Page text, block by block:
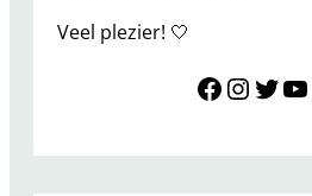
Veel plezier! 🤍
Mindreset InstagramTwitter YouTube